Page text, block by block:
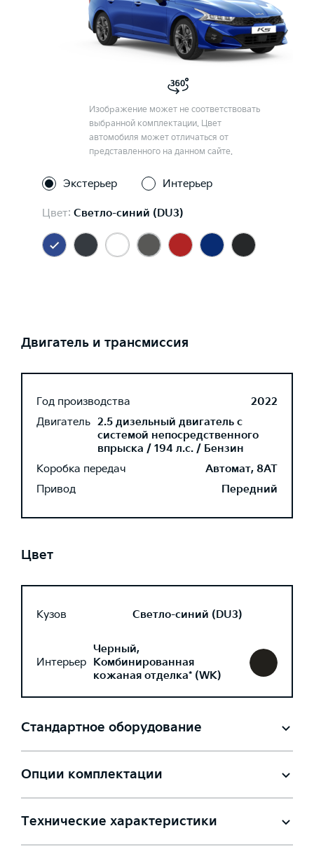
Изображение может не соответствовать
выбранной комплектации. Цвет
автомобиля может отличаться от
представленного на данном сайте.
Экстерьер Интерьер
Цвет: Светло-синий (DU3)
Двигатель и трансмиссия
Год производства
2022
Двигатель 2.5 дизельный двигатель с
системой непосредственного
впрыска / 194 л.с. / Бензин
Коробка передач
Автомат, 8AT
Привод
Передний
Цвет
Кузов Светло-синий (DU3)
Интерьер
Черный,
Комбинированная
кожаная отделка* (WK)
Стандартное оборудование
Опции комплектации
Технические характеристики